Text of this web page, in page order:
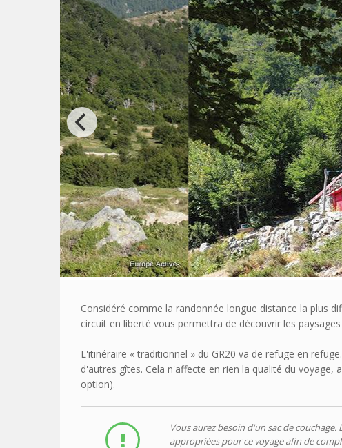
Considéré comme la randonnée longue distance la plus
circuit en liberté vous permettra de découvrir les
L'itinéraire « traditionnel » du GR20 va de refuge en
d'autres gîtes. Cela n'affecte en rien la qualité du
option).
Vous aurez besoin d'un sac de
appropriées pour ce voyage afin de